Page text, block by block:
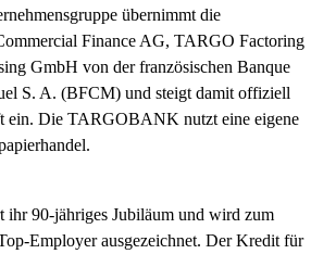
übernimmt die
Finance AG, TARGO Factoring
GmbH von der französischen Banque
S. A. (BFCM) und steigt damit offiziell
ein. Die TARGOBANK nutzt eine eigene
90-jähriges Jubiläum und wird zum
Employer ausgezeichnet. Der Kredit für